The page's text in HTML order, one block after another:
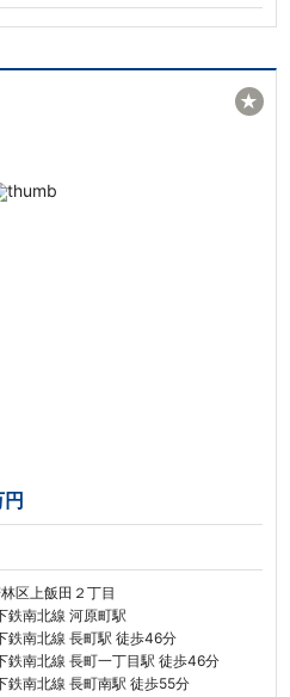
区上飯田２丁目
鉄南北線 河原町駅
鉄南北線 長町駅 徒歩46分
鉄南北線 長町一丁目駅 徒歩46分
鉄南北線 長町南駅 徒歩55分
★